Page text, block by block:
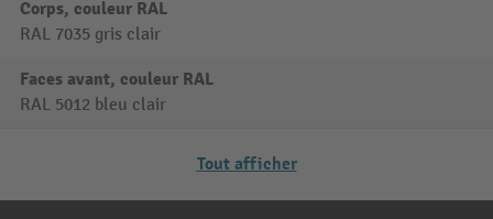
Corps, couleur RAL
RAL 7035 gris clair
Faces avant, couleur RAL
RAL 5012 bleu clair
Tout afficher